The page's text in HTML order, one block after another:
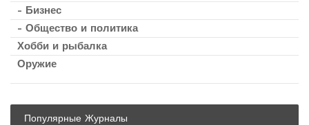
- Бизнес
- Общество и политика
Хобби и рыбалка
Оружие
Популярные Журналы